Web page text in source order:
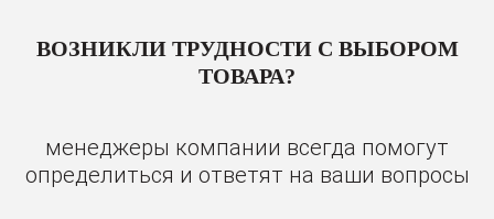
ВОЗНИКЛИ ТРУДНОСТИ С ВЫБОРОМ
ТОВАРА?
менеджеры компании всегда помогут
определиться и ответят на ваши вопросы